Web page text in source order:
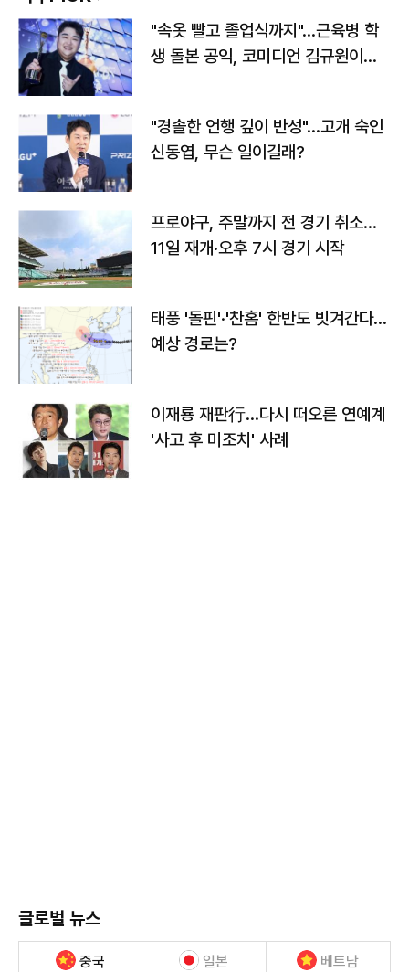
"속옷 빨고 졸업식까지"…근육병 학
생 돌본 공익, 코미디언 김규원이었
"경솔한 언행 깊이 반성"…고개 숙인
신동엽, 무슨 일이길래?
프로야구, 주말까지 전 경기 취소…
11일 재개·오후 7시 경기 시작
태풍 '돌핀'·'찬홈' 한반도 빗겨간다…
예상 경로는?
이재룡 재판行…다시 떠오른 연예계
'사고 후 미조치' 사례
글로벌 뉴스
중국 일본 베트남